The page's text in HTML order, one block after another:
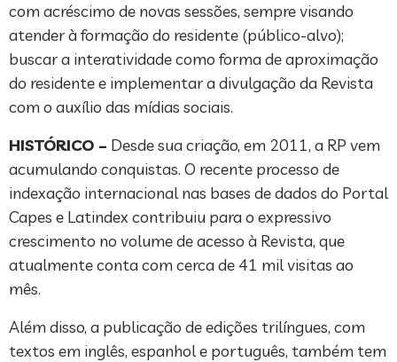
com acréscimo de novas sessões, sempre visando
atender à formação do residente (público-alvo);
buscar a interatividade como forma de aproximação
do residente e implementar a divulgação da Revista
com o auxílio das mídias sociais.
HISTÓRICO – Desde sua criação, em 2011, a RP vem
acumulando conquistas. O recente processo de
indexação internacional nas bases de dados do Portal
Capes e Latindex contribuiu para o expressivo
crescimento no volume de acesso à Revista, que
atualmente conta com cerca de 41 mil visitas ao
mês.
Além disso, a publicação de edições trilíngues, com
textos em inglês, espanhol e português, também tem